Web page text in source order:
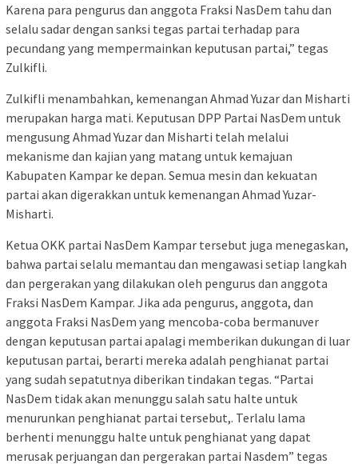
Karena para pengurus dan anggota Fraksi NasDem tahu dan
selalu sadar dengan sanksi tegas partai terhadap para
pecundang yang mempermainkan keputusan partai,” tegas
Zulkifli.
Zulkifli menambahkan, kemenangan Ahmad Yuzar dan Misharti
merupakan harga mati. Keputusan DPP Partai NasDem untuk
mengusung Ahmad Yuzar dan Misharti telah melalui
mekanisme dan kajian yang matang untuk kemajuan
Kabupaten Kampar ke depan. Semua mesin dan kekuatan
partai akan digerakkan untuk kemenangan Ahmad Yuzar-
Misharti.
Ketua OKK partai NasDem Kampar tersebut juga menegaskan,
bahwa partai selalu memantau dan mengawasi setiap langkah
dan pergerakan yang dilakukan oleh pengurus dan anggota
Fraksi NasDem Kampar. Jika ada pengurus, anggota, dan
anggota Fraksi NasDem yang mencoba-coba bermanuver
dengan keputusan partai apalagi memberikan dukungan di luar
keputusan partai, berarti mereka adalah penghianat partai
yang sudah sepatutnya diberikan tindakan tegas. “Partai
NasDem tidak akan menunggu salah satu halte untuk
menurunkan penghianat partai tersebut,. Terlalu lama
berhenti menunggu halte untuk penghianat yang dapat
merusak perjuangan dan pergerakan partai Nasdem” tegas